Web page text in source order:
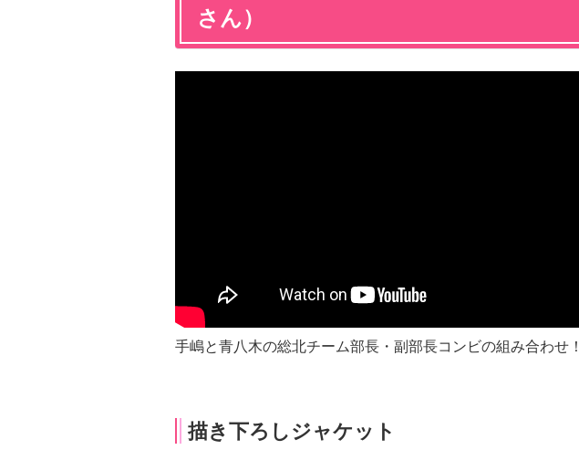
さん）
手嶋と青八木の総北チーム部長・副部長コンビの組み合わせ！
描き下ろしジャケット